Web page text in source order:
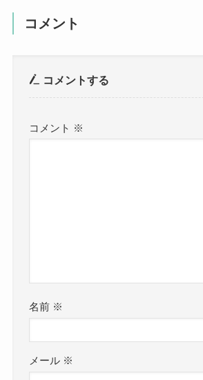
コメント
コメントする
コメント ※
名前 ※
メール ※